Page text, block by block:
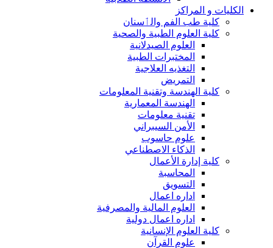
الكليات و المراكز
كلية طب الفم والٲسنان
كلية العلوم الطبية والصحية
العلوم الصيدلانية
المختبرات الطبية
التغذيه العلاجية
التمريض
كلية الهندسة وتقنية المعلومات
الهندسة المعمارية
تقنية معلومات
الأمن السيبراني
علوم حاسوب
الذكاء الاصطناعي
كلية إدارة الأعمال
المحاسبة
التسويق
اداره اعمال
العلوم المالية والمصرفية
اداره اعمال دولية
كلية العلوم الإنسانية
علوم القرآن